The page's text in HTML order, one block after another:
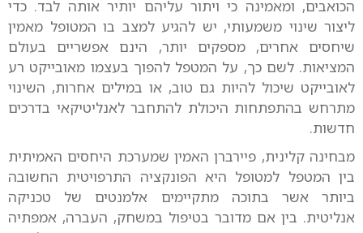
הכואבים, ומאמינה כי ויתור עליהם יותיר אותה לבד. כדי
ליצור שינוי משמעותי, יש להגיע למצב בו המטופל מאמין
שיחסים אחרים, מספקים יותר, הינם אפשריים בעולם
המציאות. לשם כך, על המטפל להפוך בעצמו מאובייקט רע
לאובייקט שיכול להיות גם טוב, או במילים אחרות, השינוי
מתרחש בהתפתחות היכולת להתחבר לאנליטיקאי בדרכים
חדשות.
מבחינה קלינית, פיירברן האמין שמערכת היחסים האמיתית
בין המטפל למטופל היא הפונקציה התרפויטית החשובה
ביותר אשר בתוכה מתקיימים אלמנטים של טכניקה
אנליטית. בין אם מדובר בטיפול במשחק, העברה, אמפתיה